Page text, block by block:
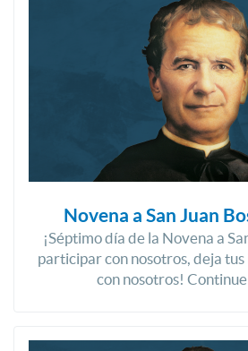
Novena a San Juan
¡Séptimo día de la Novena a
participar con nosotros, deja
con nosotros!